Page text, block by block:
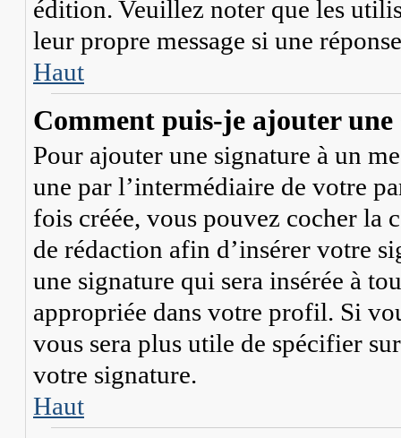
édition. Veuillez noter que les
leur propre message si une
Haut
Comment puis-je ajouter une
Pour ajouter une signature à un
une par l’intermédiaire de votre
fois créée, vous pouvez cocher la
de rédaction afin d’insérer votre
une signature qui sera insérée à
appropriée dans votre profil. Si
vous sera plus utile de spécifier
votre signature.
Haut